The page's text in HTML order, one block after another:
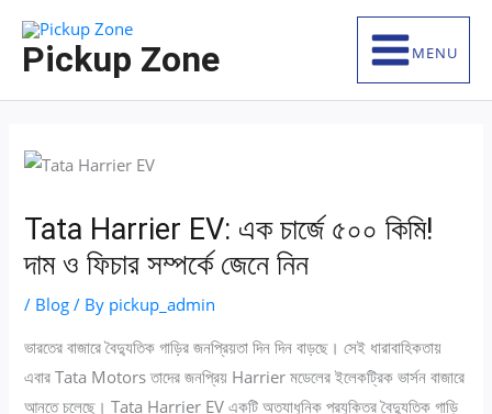
contentPickup Zone MENU
Tata Harrier EV: এক চার্জে ৫০০ কিমি!
দাম ও ফিচার সম্পর্কে জেনে নিন
/ Blog / By pickup_admin
ভারতের বাজারে বৈদ্যুতিক গাড়ির জনপ্রিয়তা দিন দিন বাড়ছে। সেই ধারাবাহিকতায়
এবার Tata Motors তাদের জনপ্রিয় Harrier মডেলের ইলেকট্রিক ভার্সন বাজারে
আনতে চলেছে। Tata Harrier EV একটি অত্যাধুনিক প্রযুক্তির বৈদ্যুতিক গাড়ি
e
a
h
o
r
: